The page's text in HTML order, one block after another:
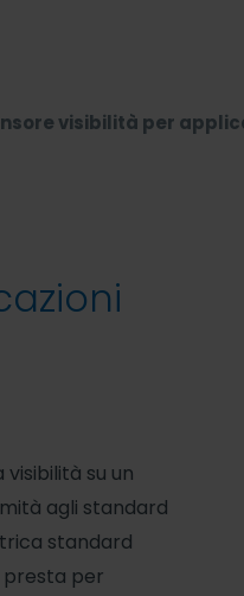
visibilità per
su un
agli standard
standard
presta per